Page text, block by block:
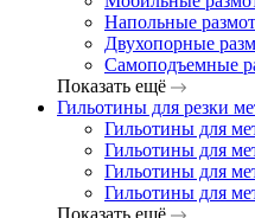
Напольные
Двухопорные
Самоподъемные
Показать ещё
Гильотины для резки
Гильотины для
Гильотины для
Гильотины для
Гильотины для
Показать ещё